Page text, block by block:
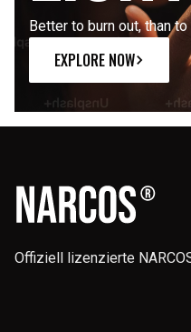
Better to burn out, than
EXPLORE NOW
Offiziell lizenzierte